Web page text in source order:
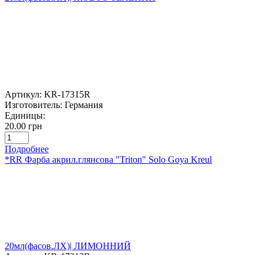
Артикул: KR-17315R
Изготовитель: Германия
Единицы:
20.00 грн
Подробнее
*RR Фарба акрил.глянсова "Triton" Solo Goya Kreul
20мл(фасов.ЛХ)| ЛИМОННИЙ